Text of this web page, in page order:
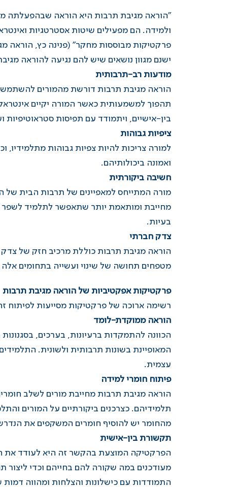
"הוראה מגיבת תרבות היא הוראה שבהפעלתה
ולמידה. הם מפעילים שיטות אסטרטגיות
פרקטיקות מבוססות מחקר" (פנינה כץ, הוראה
ישנם מגוון נושאים שיש להם נגיעה להוראה
מודעות רב-תרבותית
הוראה מגיבת תרבות דורשת מהמורים להשתמש
תהפוך למשמעותית כאשר המורה יקיים
בין-אישיים, ויתמודד עם תפיסות סטראוטיפיות
ציפיות גבוהות
למורה צריכות להיות צפיות גבוהות
ואמונה ביכולותיהם.
חשיבה ביקורתית
מורה המתייחס למאפיינים של תרבות הבית של
מחייבת ומותאמת יותר שתאפשר לתלמיד לשפר
בעיות.
צדק חברתי
הוראה מגיבת תרבות כוללת מרכיב חזק של צדק
מטפחים תחושה של שינוי ועשייה בתחומים
פרקטיקות אפקטיביות של הוראה מגיבת תרבות
רשימה ארוכה של פרקטיקות מסייעות לפיתוח
הוראה ממוקדת-לומד
הכוונה להתמקדות ברעיונות, בערכים,
המאופיינת בשונות תרבותית ולשונית.
עצמית.
פיתוח חומרי למידה
הוראה מגיבת תרבות מחייבת מורים לשלב
תלמידיהם. כצרכנים ביקורתיים על המורים
מהחומר יש להוסיף חומרים המשקפים את
תקשורת בין-אישית
הפרקטיקה המוצעת בהקשר זה היא לעודד את
מעודכנים במה שקורה להם בחייהם וכדי ליצור
התמודדות עם כישלונות והצלחות ומהווה